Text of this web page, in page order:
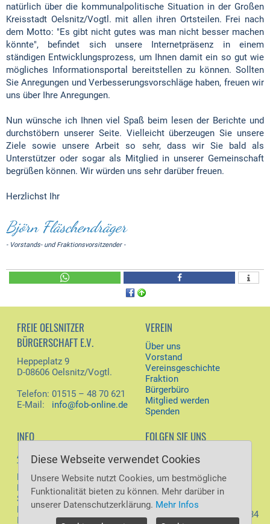
natürlich über die kommunalpolitische Situation in der Großen
Kreisstadt Oelsnitz/Vogtl. mit allen ihren Ortsteilen. Frei nach
dem Motto: "Es gibt nicht gutes was man nicht besser machen
könnte", befindet sich unsere Internetpräsenz in einem
ständigen Entwicklungsprozess, um Ihnen damit ein so gut wie
mögliches Informationsportal bereitstellen zu können. Sollten
Sie Anregungen und Verbesserungsvorschläge haben, freuen wir
uns über Ihre Anregungen.
Nun wünsche ich Ihnen viel Spaß beim lesen der Berichte und
durchstöbern unserer Seite. Vielleicht überzeugen Sie unsere
Ziele sowie unsere Arbeit so sehr, dass wir Sie bald als
Unterstützer oder sogar als Mitglied in unserer Gemeinschaft
begrüßen können. Wir würden uns sehr darüber freuen.
Herzlichst Ihr
Björn Fläschendräger
- Vorstands- und Fraktionsvorsitzender -
FREIE OELSNITZER
BÜRGERSCHAFT E.V.
Heppeplatz 9
D-08606 Oelsnitz/Vogtl.
Telefon: 01515 – 48 70 621
E-Mail: info@fob-online.de
VEREIN
Über uns
Vorstand
Vereinsgeschichte
Fraktion
Bürgerbüro
Mitglied werden
Spenden
INFO
Aktuelles
Termine
Download
Kontakt
SiteMap
Datenschutz
Impressum
FOLGEN SIE UNS
Facebook
Besucher jetzt: 72
Besucher heute: 1.844
Besucher gestern: 8.762
Besucher gesamt: 6.468.734
Diese Webseite verwendet Cookies
Unsere Website nutzt Cookies, um bestmögliche
Funktionalität bieten zu können. Mehr darüber in
unserer Datenschutzerklärung. Mehr Infos